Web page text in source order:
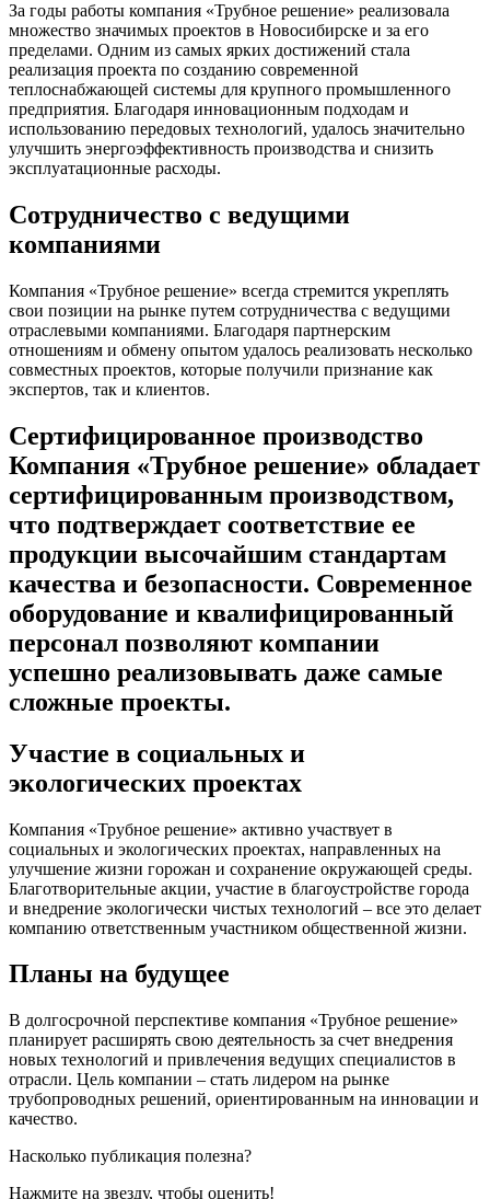
За годы работы компания «Трубное решение» реализовала
множество значимых проектов в Новосибирске и за его
пределами. Одним из самых ярких достижений стала
реализация проекта по созданию современной
теплоснабжающей системы для крупного промышленного
предприятия. Благодаря инновационным подходам и
использованию передовых технологий, удалось значительно
улучшить энергоэффективность производства и снизить
эксплуатационные расходы.
Сотрудничество с ведущими
компаниями
Компания «Трубное решение» всегда стремится укреплять
свои позиции на рынке путем сотрудничества с ведущими
отраслевыми компаниями. Благодаря партнерским
отношениям и обмену опытом удалось реализовать несколько
совместных проектов, которые получили признание как
экспертов, так и клиентов.
Сертифицированное производство
Компания «Трубное решение» обладает
сертифицированным производством,
что подтверждает соответствие ее
продукции высочайшим стандартам
качества и безопасности. Современное
оборудование и квалифицированный
персонал позволяют компании
успешно реализовывать даже самые
сложные проекты.
Участие в социальных и
экологических проектах
Компания «Трубное решение» активно участвует в
социальных и экологических проектах, направленных на
улучшение жизни горожан и сохранение окружающей среды.
Благотворительные акции, участие в благоустройстве города
и внедрение экологически чистых технологий – все это делает
компанию ответственным участником общественной жизни.
Планы на будущее
В долгосрочной перспективе компания «Трубное решение»
планирует расширять свою деятельность за счет внедрения
новых технологий и привлечения ведущих специалистов в
отрасли. Цель компании – стать лидером на рынке
трубопроводных решений, ориентированным на инновации и
качество.
Насколько публикация полезна?
Нажмите на звезду, чтобы оценить!